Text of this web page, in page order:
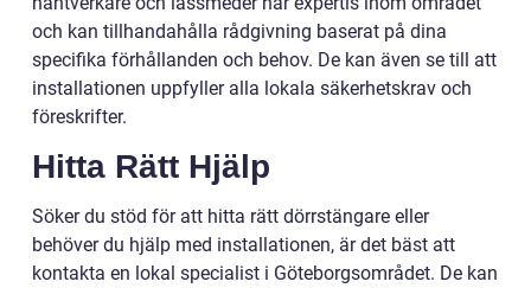
och kan tillhandahålla rådgivning baserat på dina
specifika förhållanden och behov. De kan även se till att
installationen uppfyller alla lokala säkerhetskrav och
föreskrifter.
Hitta Rätt Hjälp
Söker du stöd för att hitta rätt dörrstängare eller
behöver du hjälp med installationen, är det bäst att
kontakta en lokal specialist i Göteborgsområdet. De kan